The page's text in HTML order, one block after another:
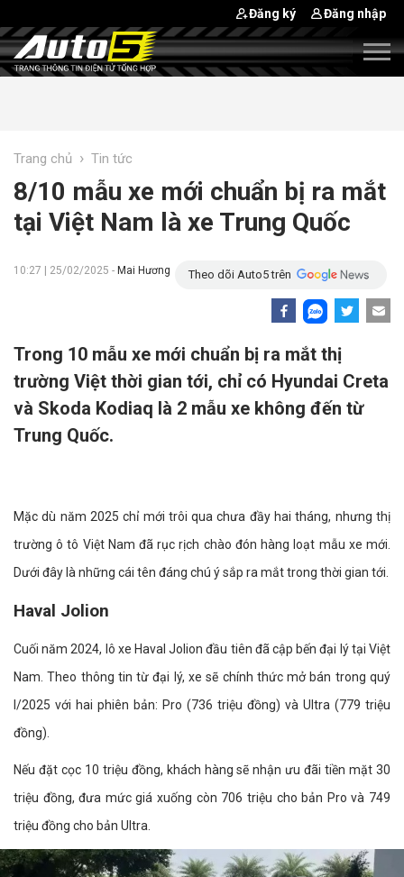
Đăng ký Đăng nhập
Trang chủ › Tin tức
8/10 mẫu xe mới chuẩn bị ra mắt
tại Việt Nam là xe Trung Quốc
10:27 | 25/02/2025 - Mai Hương Theo dõi Auto5 trên
Trong 10 mẫu xe mới chuẩn bị ra mắt thị
trường Việt thời gian tới, chỉ có Hyundai Creta
và Skoda Kodiaq là 2 mẫu xe không đến từ
Trung Quốc.
Mặc dù năm 2025 chỉ mới trôi qua chưa đầy hai tháng, nhưng thị
trường ô tô Việt Nam đã rục rịch chào đón hàng loạt mẫu xe mới.
Dưới đây là những cái tên đáng chú ý sắp ra mắt trong thời gian tới.
Haval Jolion
Cuối năm 2024, lô xe Haval Jolion đầu tiên đã cập bến đại lý tại Việt
Nam. Theo thông tin từ đại lý, xe sẽ chính thức mở bán trong quý
I/2025 với hai phiên bản: Pro (736 triệu đồng) và Ultra (779 triệu
đồng).
Nếu đặt cọc 10 triệu đồng, khách hàng sẽ nhận ưu đãi tiền mặt 30
triệu đồng, đưa mức giá xuống còn 706 triệu cho bản Pro và 749
triệu đồng cho bản Ultra.